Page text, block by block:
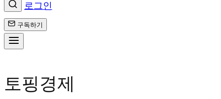
로그인
구독하기
텐
토핑경제